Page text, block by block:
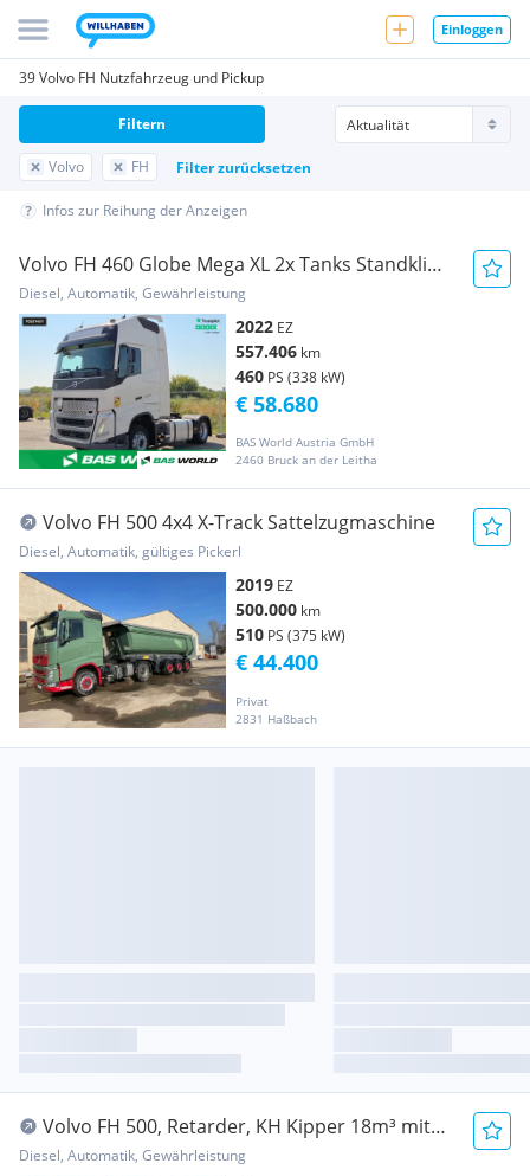
Einloggen
39 Volvo FH Nutzfahrzeug und Pickup
Volvo FH Filter zurücksetzen
Filtern
Infos zur Reihung der Anzeigen
Volvo FH 460 Globe Mega XL 2x Tanks Standklima
(70331... Sattelzugmaschine
Diesel, Automatik, Gewährleistung
2022 EZ
557.406 km
460 PS (338 kW)
BAS World Austria GmbH
2460 Bruck an der Leitha
€ 58.680
Volvo FH 500 4x4 X-Track Sattelzugmaschine
Diesel, Automatik, gültiges Pickerl
2019 EZ
500.000 km
510 PS (375 kW)
Privat
2831 Haßbach
€ 44.400
Volvo FH 500, Retarder, KH Kipper 18m³ mit
Cramaro Ver... Baumaschine
Diesel, Automatik, Gewährleistung